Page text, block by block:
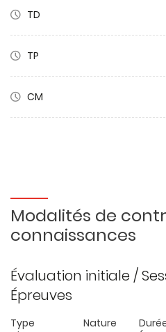
TD
TP
CM
Modalités de
connaissances
Évaluation initiale /
Épreuves
Type
Nature